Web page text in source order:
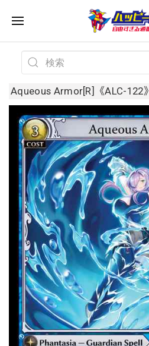
Aqueous Armor[R]《ALC-122》